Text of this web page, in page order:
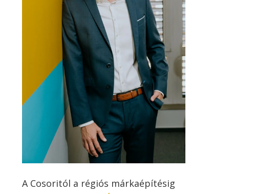
A Cosoritól a régiós márkaépítésig